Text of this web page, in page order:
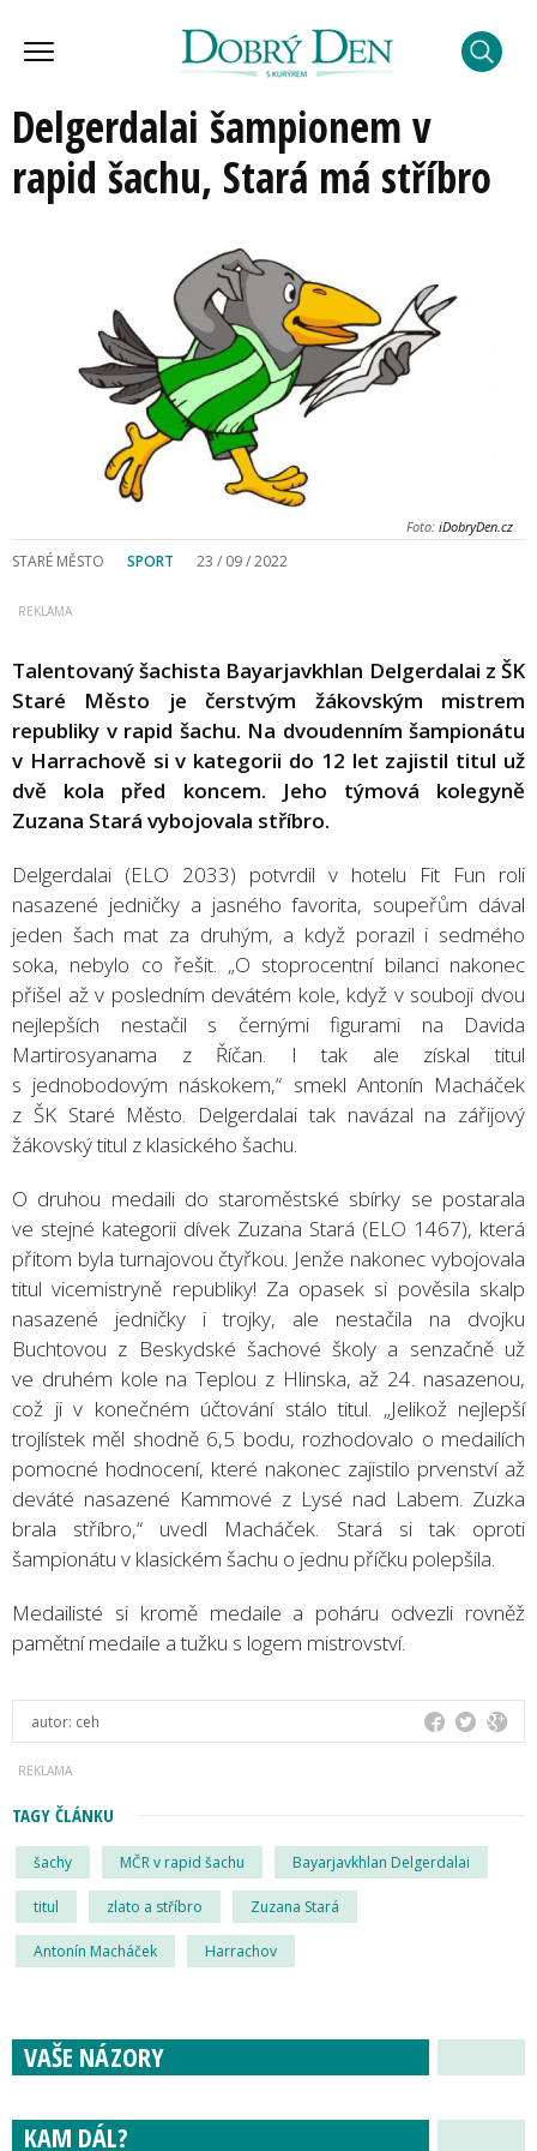
Delgerdalai šampionem v
rapid šachu, Stará má stříbro
Foto: iDobryDen.cz
STARÉ MĚSTO SPORT 23 / 09 / 2022
Talentovaný šachista Bayarjavkhlan Delgerdalai z ŠK
Staré Město je čerstvým žákovským mistrem
republiky v rapid šachu. Na dvoudenním šampionátu
v Harrachově si v kategorii do 12 let zajistil titul už
dvě kola před koncem. Jeho týmová kolegyně
Zuzana Stará vybojovala stříbro.
Delgerdalai (ELO 2033) potvrdil v hotelu Fit Fun roli
nasazené jedničky a jasného favorita, soupeřům dával
jeden šach mat za druhým, a když porazil i sedmého
soka, nebylo co řešit. „O stoprocentní bilanci nakonec
přišel až v posledním devátém kole, když v souboji dvou
nejlepších nestačil s černými figurami na Davida
Martirosyanama z Říčan. I tak ale získal titul
s jednobodovým náskokem,“ smekl Antonín Macháček
z ŠK Staré Město. Delgerdalai tak navázal na zářijový
žákovský titul z klasického šachu.
O druhou medaili do staroměstské sbírky se postarala
ve stejné kategorii dívek Zuzana Stará (ELO 1467), která
přitom byla turnajovou čtyřkou. Jenže nakonec vybojovala
titul vicemistryně republiky! Za opasek si pověsila skalp
nasazené jedničky i trojky, ale nestačila na dvojku
Buchtovou z Beskydské šachové školy a senzačně už
ve druhém kole na Teplou z Hlinska, až 24. nasazenou,
což ji v konečném účtování stálo titul. „Jelikož nejlepší
trojlístek měl shodně 6,5 bodu, rozhodovalo o medailích
pomocné hodnocení, které nakonec zajistilo prvenství až
deváté nasazené Kammové z Lysé nad Labem. Zuzka
brala stříbro,“ uvedl Macháček. Stará si tak oproti
šampionátu v klasickém šachu o jednu příčku polepšila.
Medailisté si kromě medaile a poháru odvezli rovněž
pamětní medaile a tužku s logem mistrovství.
autor: ceh
TAGY ČLÁNKU
šachy MČR v rapid šachu Bayarjavkhlan Delgerdalai
titul zlato a stříbro Zuzana Stará
Antonín Macháček Harrachov
VAŠE NÁZORY
KAM DÁL?